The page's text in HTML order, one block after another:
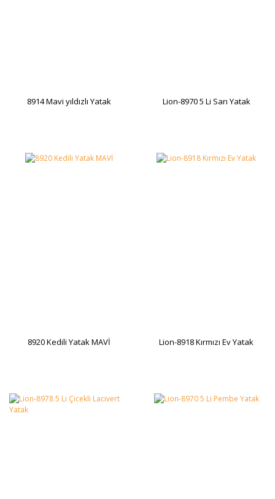
8914 Mavi yıldızlı Yatak Lion-8970 5 Li Sarı Yatak
8920 Kedili Yatak MAVİ Lion-8918 Kırmızı Ev Yatak